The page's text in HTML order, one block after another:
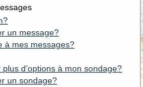
un message?
à mes messages?
d’options à mon sondage?
un sondage?